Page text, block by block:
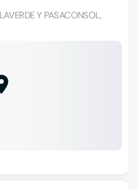
Y PASACONSOL,